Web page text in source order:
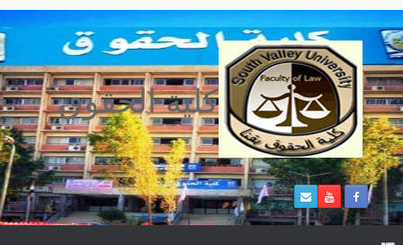
Skip
to
content
كلية الحقوق